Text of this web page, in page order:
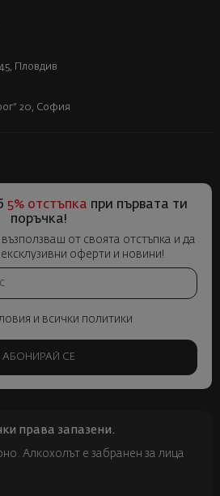
Пловдив
20, София
5% отстъпка при първата ти
поръчка!
от своята отстъпка и да
оферти и новини!
и всички политики
АБОНИРАЙ СЕ
права запазени.
Алкохолът е забранен за лица